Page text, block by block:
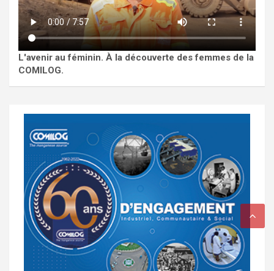
L'avenir au féminin. À la découverte des femmes de la
COMILOG.